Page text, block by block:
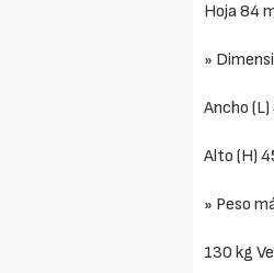
Hoja 84
»
Ancho
Alto (H)
» Peso
130 kg